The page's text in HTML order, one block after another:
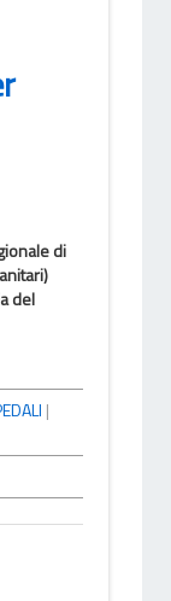
di
del
|